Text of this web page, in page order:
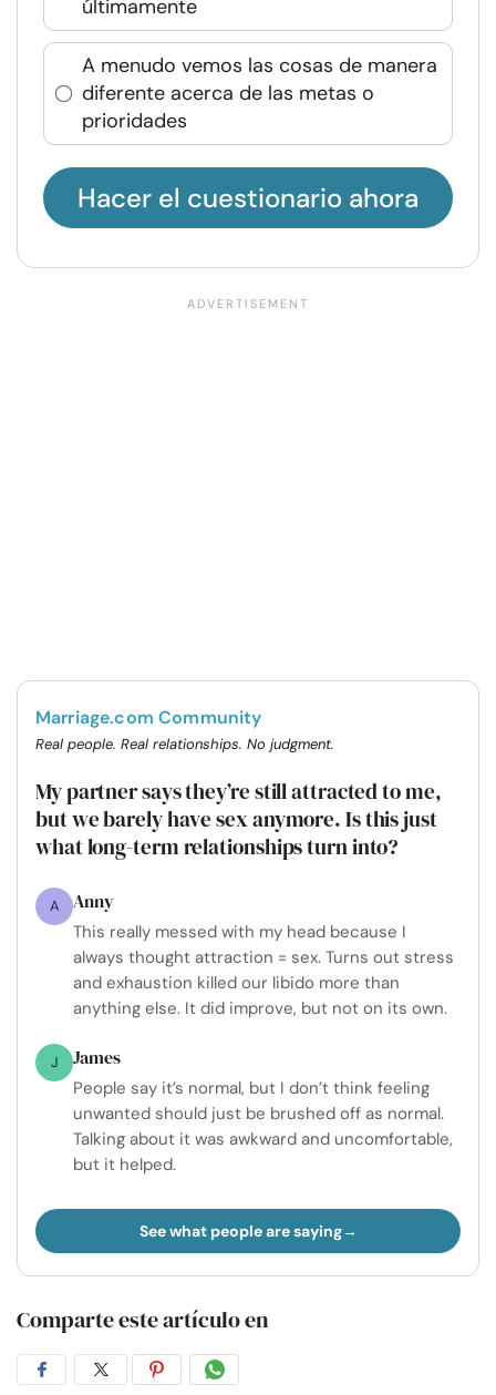
últimamente
A menudo vemos las cosas de manera
diferente acerca de las metas o
prioridades
Hacer el cuestionario ahora
Marriage.com Community
Real people. Real relationships. No judgment.
My partner says they’re still attracted to me,
but we barely have sex anymore. Is this just
what long-term relationships turn into?
A Anny
This really messed with my head because I
always thought attraction = sex. Turns out stress
and exhaustion killed our libido more than
anything else. It did improve, but not on its own.
J James
People say it’s normal, but I don’t think feeling
unwanted should just be brushed off as normal.
Talking about it was awkward and uncomfortable,
but it helped.
See what people are saying
Comparte este artículo en
CompartirCompartirCompartirCompartir